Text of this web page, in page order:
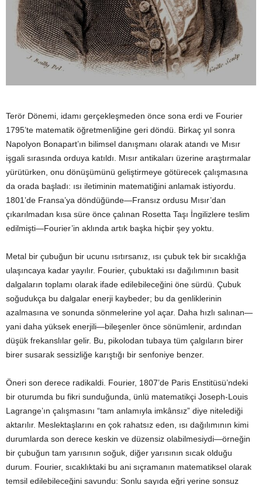
Terör Dönemi, idamı gerçekleşmeden önce sona erdi ve Fourier
1795’te matematik öğretmenliğine geri döndü. Birkaç yıl sonra
Napolyon Bonapart’ın bilimsel danışmanı olarak atandı ve Mısır
işgali sırasında orduya katıldı. Mısır antikaları üzerine araştırmalar
yürütürken, onu dönüşümünü geliştirmeye götürecek çalışmasına
da orada başladı: ısı iletiminin matematiğini anlamak istiyordu.
1801’de Fransa’ya döndüğünde—Fransız ordusu Mısır’dan
çıkarılmadan kısa süre önce çalınan Rosetta Taşı İngilizlere teslim
edilmişti—Fourier’in aklında artık başka hiçbir şey yoktu.
Metal bir çubuğun bir ucunu ısıtırsanız, ısı çubuk tek bir sıcaklığa
ulaşıncaya kadar yayılır. Fourier, çubuktaki ısı dağılımının basit
dalgaların toplamı olarak ifade edilebileceğini öne sürdü. Çubuk
soğudukça bu dalgalar enerji kaybeder; bu da genliklerinin
azalmasına ve sonunda sönmelerine yol açar. Daha hızlı salınan—
yani daha yüksek enerjili—bileşenler önce sönümlenir, ardından
düşük frekanslılar gelir. Bu, pikolodan tubaya tüm çalgıların birer
birer susarak sessizliğe karıştığı bir senfoniye benzer.
Öneri son derece radikaldi. Fourier, 1807’de Paris Enstitüsü’ndeki
bir oturumda bu fikri sunduğunda, ünlü matematikçi Joseph-Louis
Lagrange’ın çalışmasını “tam anlamıyla imkânsız” diye nitelediği
aktarılır. Meslektaşlarını en çok rahatsız eden, ısı dağılımının kimi
durumlarda son derece keskin ve düzensiz olabilmesiydi—örneğin
bir çubuğun tam yarısının soğuk, diğer yarısının sıcak olduğu
durum. Fourier, sıcaklıktaki bu ani sıçramanın matematiksel olarak
temsil edilebileceğini savundu: Sonlu sayıda eğri yerine sonsuz